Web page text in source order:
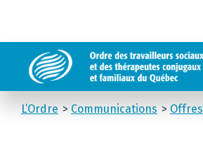
L’Ordre Communications